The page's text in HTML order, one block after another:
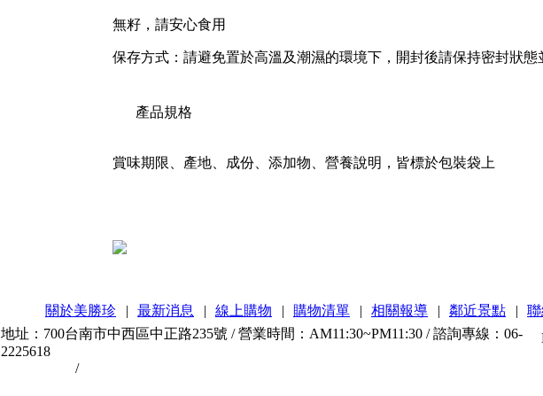
無籽，請安心食用
保存方式：請避免置於高溫及潮濕的環境下，開封後請保持密封狀態
產品規格
賞味期限、產地、成份、添加物、營養說明，皆標於包裝袋上
關於美勝珍 | 最新消息 | 線上購物 | 購物清單 | 相關報導 | 鄰近景點 |
地址：700台南市中西區中正路235號 / 營業時間：AM11:30~PM11:30 / 諮詢專線：06-
2225618
/